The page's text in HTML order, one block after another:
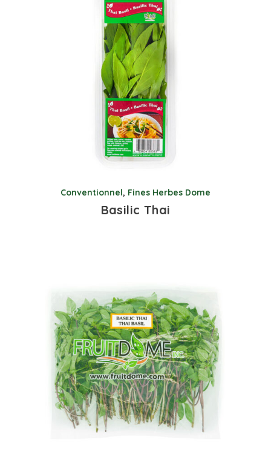
Conventionnel, Fines Herbes Dome
Basilic Thai